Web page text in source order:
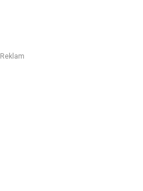
Reklam